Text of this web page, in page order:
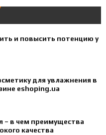
и повысить потенцию у
для увлажнения в
eshoping.ua
– в чем преимущества
качества